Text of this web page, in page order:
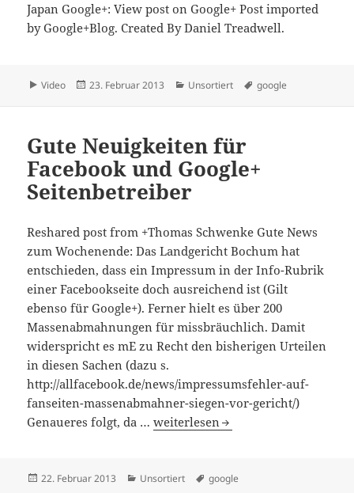
Japan Google+: View post on Google+ Post imported
by Google+Blog. Created By Daniel Treadwell.
Format
Video
Veröffentlicht
23. Februar 2013 Kategorien
Unsortiert Schlagwörter
google
Gute Neuigkeiten für
Facebook und Google+
Seitenbetreiber
Reshared post from +Thomas Schwenke Gute News
zum Wochenende: Das Landgericht Bochum hat
entschieden, dass ein Impressum in der Info-Rubrik
einer Facebookseite doch ausreichend ist (Gilt
ebenso für Google+). Ferner hielt es über 200
Massenabmahnungen für missbräuchlich. Damit
widerspricht es mE zu Recht den bisherigen Urteilen
in diesen Sachen (dazu s.
http://allfacebook.de/news/impressumsfehler-auf-
fanseiten-massenabmahner-siegen-vor-gericht/)
Genaueres folgt, da …Gute Neuigkeiten für Facebook
weiterlesen
Veröffentlicht
22. Februar 2013 Kategorien
Unsortiert Schlagwörter
google